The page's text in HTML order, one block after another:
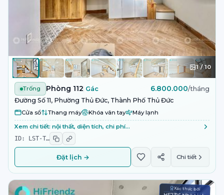
1/10
Trống Phòng 112 Gác 6.800.000/tháng
Đường Số 11, Phường Thủ Đức, Thành Phố Thủ Đức
Cửa sổ Thang máy Khóa vân tay Máy lạnh
Xem chi tiết: nội thất, diện tích, chi phí…
ID: LST-T…
Đặt lịch → Chi tiết
Xác thực bởi